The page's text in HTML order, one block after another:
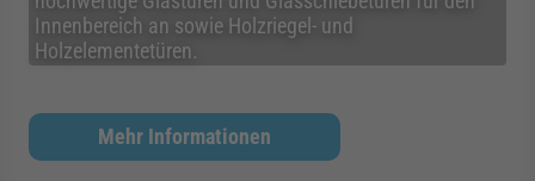
für Kategorie Glasduschen anzeigen
für Kategorie Beschläge anzeigen
Innenbereich an sowie Holzriegel- und
Holzelementetüren.
Mehr Informationen